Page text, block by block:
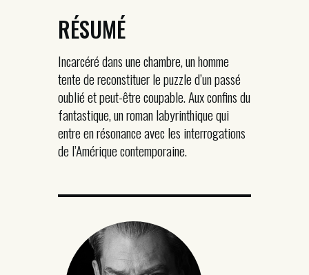
RÉSUMÉ
Incarcéré dans une chambre, un homme
tente de reconstituer le puzzle d’un passé
oublié et peut-être coupable. Aux confins du
fantastique, un roman labyrinthique qui
entre en résonance avec les interrogations
de l’Amérique contemporaine.